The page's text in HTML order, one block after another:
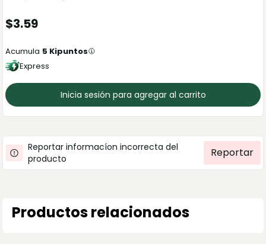
$3.59
Acumula 5 Kipuntos
Express
Inicia sesión para agregar al carrito
Reportar informacíon incorrecta del
producto
Reportar
Productos relacionados